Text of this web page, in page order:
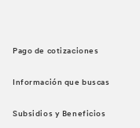
Pago de cotizaciones
Información que buscas
Subsidios y Beneficios